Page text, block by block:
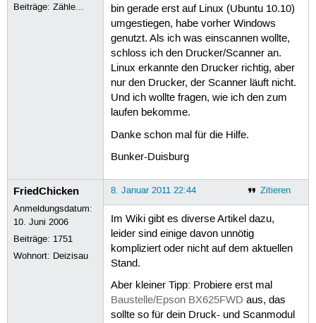
Beiträge:Zähle...
bin gerade erst auf Linux (Ubuntu 10.10)
umgestiegen, habe vorher Windows
genutzt. Als ich was einscannen wollte,
schloss ich den Drucker/Scanner an.
Linux erkannte den Drucker richtig, aber
nur den Drucker, der Scanner läuft nicht.
Und ich wollte fragen, wie ich den zum
laufen bekomme.
Danke schon mal für die Hilfe.
Bunker-Duisburg
FriedChicken
Anmeldungsdatum:
10. Juni 2006
Beiträge: 1751
Wohnort: Deizisau
Zitieren
8. Januar 2011 22:44
Im Wiki gibt es diverse Artikel dazu,
leider sind einige davon unnötig
kompliziert oder nicht auf dem aktuellen
Stand.
Aber kleiner Tipp: Probiere erst mal
Baustelle/Epson BX625FWD aus, das
sollte so für dein Druck- und Scanmodul